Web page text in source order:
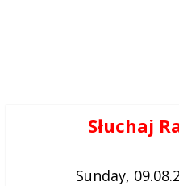
Słuchaj
Sunday,